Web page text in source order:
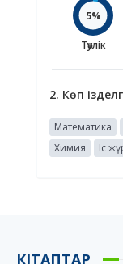
5%
Тәулік
2. Көп
Математика
Химия
Іс
КІТАПТАР